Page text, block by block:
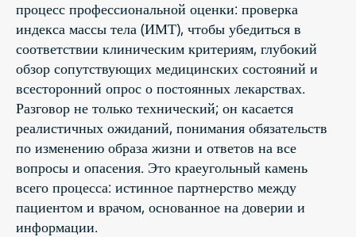
процесс профессиональной оценки: проверка
индекса массы тела (ИМТ), чтобы убедиться в
соответствии клиническим критериям, глубокий
обзор сопутствующих медицинских состояний и
всесторонний опрос о постоянных лекарствах.
Разговор не только технический; он касается
реалистичных ожиданий, понимания обязательств
по изменению образа жизни и ответов на все
вопросы и опасения. Это краеугольный камень
всего процесса: истинное партнерство между
пациентом и врачом, основанное на доверии и
информации.